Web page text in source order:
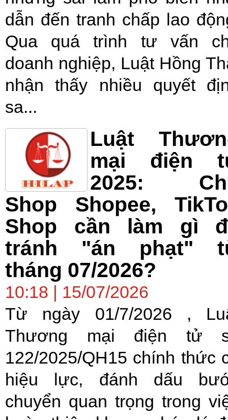
dẫn đến tranh chấp lao
Qua quá trình tư vấn
doanh nghiệp, Luật Hồng
nhận thấy nhiều quyết
sa...
Luật
mại điện
2025:
Shop Shopee,
Shop cần làm gì
tránh "án phạt"
tháng 07/2026?
10:18 | 15/07/2026
Từ ngày 01/7/2026 ,
Thương mại điện tử
122/2025/QH15 chính thức
hiệu lực, đánh dấu
chuyển quan trọng trong